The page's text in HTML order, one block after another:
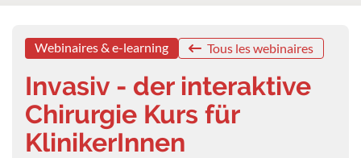
Webinaires & e-learning Tous les webinaires
Invasiv - der interaktive
Chirurgie Kurs für
KlinikerInnen